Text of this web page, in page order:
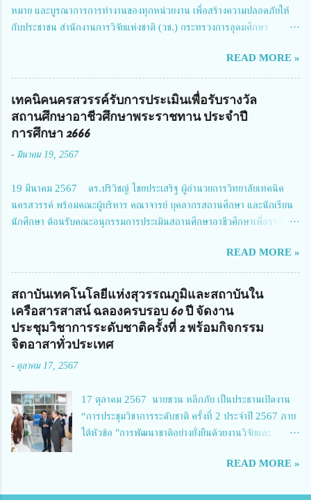
หมาย และบูรณาการการทำงานของทุกหน่วยงาน เพื่อสร้างความปลอดภัยให้
กับประชาชน สำนักงานการวิจัยแห่งชาติ (วช.) กระทรวงการอุดมศึกษา
สมาคมวิศวกรรมชีวการแพทย์ไทย จัดการประชุมเผยแพร่ผลการดำเนินงาน
โครงการการวิจัยเชิงปฏิบัติการโดยบูรณาการทุกภาคส่วน เพื่อลดอุบัติเหตุและ
การเสียชีวิตให้สอดคล้องกับเป้าหมายแผนแม่บทฉบับที่ 5 ในวันที่ 22 มีนาคม
2567 โดยมี ดร.วิภารัตน์ ดีอ่อง ผู้อำนวยการสำนักงานการวิจัยแห่งชาติ เป็น
ประธานในพิธีเปิดพร้อมให้นโยบายการผลักดันงานวิจัยเพื่อความปลอดภัยทาง
การประชุมในครั้งนี้ นางสาวสตตกมล เกียรติพานิช ผู้อำนวยการกองบริหารทุน
Richmond Stylish Convention Hotel จังหวัดนนทบุรี ดร.วิภารัตน์ ดีอ่อง
ผู้อำนวยการสำนักงานการวิจัยแห่งชาติ กล่าวว่า วช. ในฐานะหน่วยงานบริหาร
จัดการทุนวิจัยและนวัตกรรมได้เล็งเห็นถึงความสำคัญของกา...
READ MORE »
เทคนิคนครสวรรค์รับการประเมินเพื่อรับรางวัล
สถานศึกษาอาชีวศึกษาพระราชทาน ประจำปี
การศึกษา 2666
- มีนาคม 19, 2567
19 มีนาคม 2567 ดร.ปริวิชญ์ ไชยประเสริฐ ผู้อำนวยการวิทยาลัยเทคนิค
นครสวรรค์ พร้อมคณะผู้บริหาร คณาจารย์ บุคลากรสถานศึกษา และนักเรียน
นักศึกษา ต้อนรับคณะอนุกรรมการประเมินสถานศึกษาอาชีวศึกษาเพื่อรางวัล
นายจักรภพ เนวะมาตย์ ผู้อำนวยการวิทยาลัยเทคนิคตาก ประธานคณะอนุกร
รมการฯ 1.นายวณิชา คณะใน ผู้ทรงคุณวุฒิ 2.นายภัทธาวุธ โพธา ผู้อำนวย
การวิทยาลัยสารพัดช่างกำแพงเพชร 3.นางสาวหัตถาภรณ์ เสาร์เรือน ผู้อำนวย
การวิทยาลัยการอาชีพบ้านตาก 4.นางเพ็ญศรี ขุนทอง ผู้อำนวยการวิทยาลัย
การอาชีพรัตนประสิทธิ์วิทย์ 5.นายธเนศ คงวังทอง ผู้อำนวยการวิทยาลัย
เกษตรและเทคโนโลยีพิจิตร 6.นายชัยณรงค์ คชมาตย์ ผู้อำนวยการวิทยาลัย
8.นายณัฐกฤต ภูทวี รองผู้อำนวยการวิทยาลัยเทคนิคตาก นายจักรภพ กล่าว
ยาวนาน มีบุคลากร นักเรียน นักศึกษาจำนวนมาก ต้องการควา...
READ MORE »
สถาบันเทคโนโลยีแห่งสุวรรณภูมิและสถาบันใน
เครือสารสาสน์ ฉลองครบรอบ 60 ปี จัดงาน
ประชุมวิชาการระดับชาติครั้งที่ 2 พร้อมกิจกรรม
จิตอาสาทั่วประเทศ
- ตุลาคม 17, 2567
17 ตุลาคม 2567 นายชวน หลีกภัย เป็นประธานเปิดงาน
“การประชุมวิชาการระดับชาติ ครั้งที่ 2 ประจำปี 2567 ภาย
ใต้หัวข้อ "การพัฒนาชาติอย่างยั่งยืนด้วยงานวิจัยและ
Technology National Conference 2024: 'Towards
READ MORE »